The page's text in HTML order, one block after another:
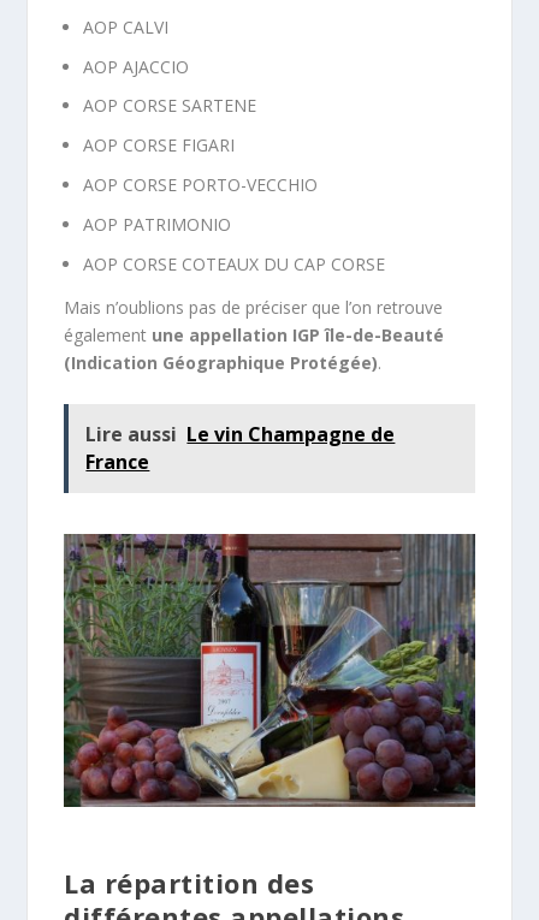
AOP CALVI
AOP AJACCIO
AOP CORSE SARTENE
AOP CORSE FIGARI
AOP CORSE PORTO-VECCHIO
AOP PATRIMONIO
AOP CORSE COTEAUX DU CAP CORSE
Mais n’oublions pas de préciser que l’on retrouve
également une appellation IGP île-de-Beauté
(Indication Géographique Protégée).
Lire aussi Le vin Champagne de
France
La répartition des